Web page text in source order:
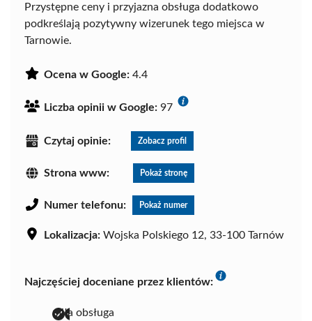
Przystępne ceny i przyjazna obsługa dodatkowo
podkreślają pozytywny wizerunek tego miejsca w
Tarnowie.
Ocena w Google: 4.4
Liczba opinii w Google: 97
Czytaj opinie: Zobacz profil
Strona www: Pokaż stronę
Numer telefonu: Pokaż numer
Lokalizacja: Wojska Polskiego 12, 33-100 Tarnów
Najczęściej doceniane przez klientów:
miła obsługa